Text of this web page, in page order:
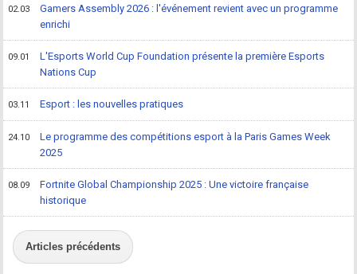
02.03
Gamers Assembly 2026 : l'événement revient avec un programme
enrichi
09.01
L'Esports World Cup Foundation présente la première Esports
Nations Cup
03.11 Esport : les nouvelles pratiques
24.10
Le programme des compétitions esport à la Paris Games Week
2025
08.09
Fortnite Global Championship 2025 : Une victoire française
historique
Articles précédents